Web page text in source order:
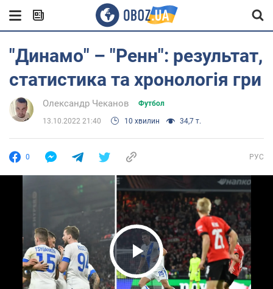
"Динамо" – "Ренн": результат,
статистика та хронологія гри
Олександр Чеканов Футбол
13.10.2022 21:40 10 хвилин 34,7 т.
0 РУС
Play Video